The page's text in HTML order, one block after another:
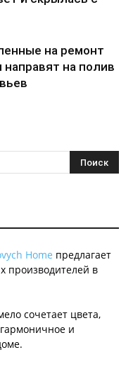
на ремонт
направят на полив
Home предлагает
производителей в
сочетает цвета,
и